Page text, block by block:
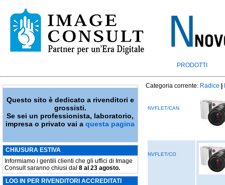
PRODOTTI
Questo sito è dedicato a rivenditori e
grossisti.
Se sei un professionista, laboratorio,
impresa o privato vai aquesta pagina
CHIUSURA ESTIVA
Informiamo i gentili clienti che gli uffici di Image
Consult saranno chiusi dal 8 al 23 agosto.
LOG IN PER RIVENDITORI ACCREDITATI
Categoria corrente: Radice
NVFLET/CAN
NVFLET/CO